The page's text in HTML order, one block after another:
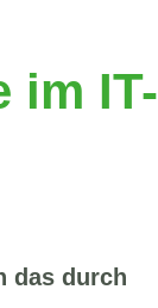
im IT-
das durch